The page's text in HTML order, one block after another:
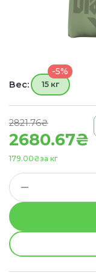
2680.67₴
2821.76₴
за кг
179.00₴
Вес:
-5%
15 кг